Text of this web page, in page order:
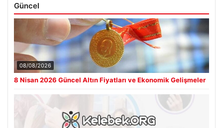
Güncel
08/08/2026
8 Nisan 2026 Güncel Altın Fiyatları ve Ekonomik Gelişmeler